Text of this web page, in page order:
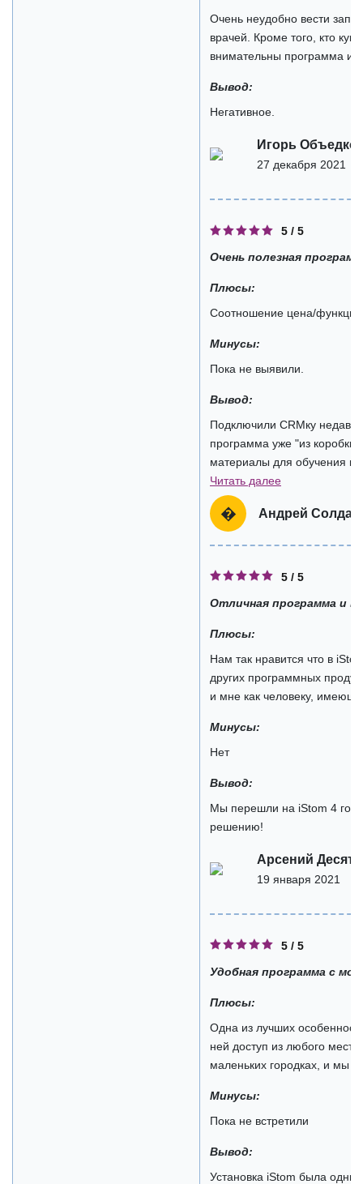
Очень неудобно вести
врачей. Кроме того, кто
внимательны программа
Вывод:
Негативное.
Игорь
27 декабря 2021
5 / 5
Очень полезная
Плюсы:
Соотношение цена/
Минусы:
Пока не выявили.
Вывод:
Подключили CRMку
программа уже "из
материалы для обучения
Читать далее
� Андрей
5 / 5
Отличная программа и
Плюсы:
Нам так нравится что в
других программных
и мне как человеку,
Минусы:
Нет
Вывод:
Мы перешли на iStom 4
решению!
Арсений
19 января 2021
5 / 5
Удобная программа с
Плюсы:
Одна из лучших
ней доступ из любого
маленьких городках, и мы
Минусы:
Пока не встретили
Вывод:
Установка iStom была